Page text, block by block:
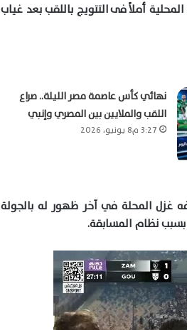
أملاً فى التتويج باللقب بعد غياب
نهائي كأس عاصمة مصر الليلة.. صراع
اللقب والملايين بين المصري وإنبي
3:27 م8 يونيو، 2026
للمباراة الثالثة على التوالي بتعادله 1-1 مع ضيفه غزل المحلة في آخر ظهور له بالجولة